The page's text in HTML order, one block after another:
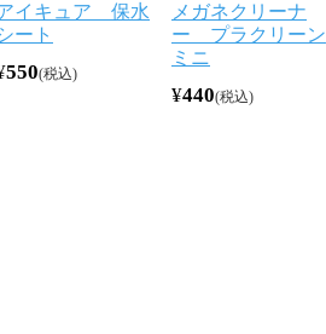
イキュア 保水
ート
550 税込
メガネクリーナ
ー プラクリーン
ミニ
¥440 税込